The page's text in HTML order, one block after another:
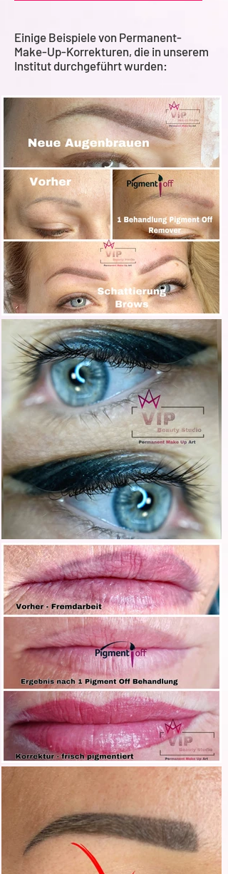
Einige Beispiele von Permanent-
Make-Up-Korrekturen, die in unserem
Institut durchgeführt wurden: